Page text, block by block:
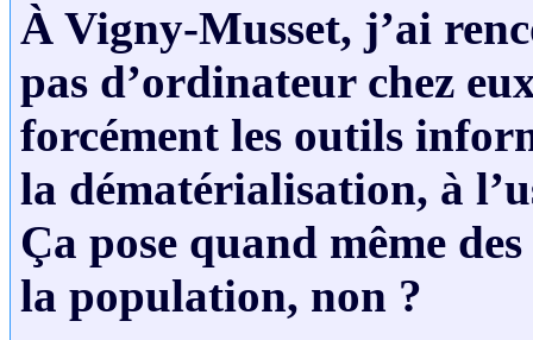
À Vigny-Musset, j’ai
pas d’ordinateur chez
forcément les outils
la dématérialisation, à
Ça pose quand même
la population, non ?